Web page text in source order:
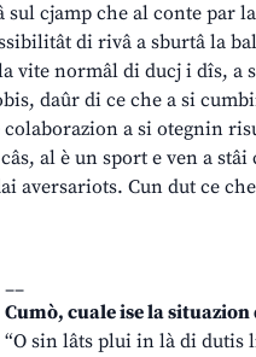
cjamp che al conte par
di rivâ a sburtâ la
vite normâl di ducj i dîs, a
daûr di ce che a si
a si otegnin
al è un sport e ven a
aversariots. Cun dut ce
__
Cumò, cuale ise la
“O sin lâts plui in là di dutis